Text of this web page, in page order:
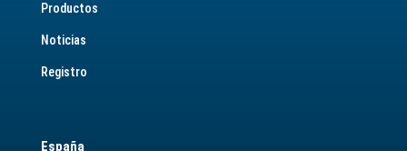
Productos
Noticias
Registro
España